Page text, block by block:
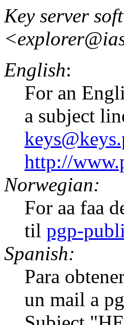
Key server
English:
For an
a subject
http://
Norwegian:
For aa faa
til pgp-
Spanish:
Para
un mail a